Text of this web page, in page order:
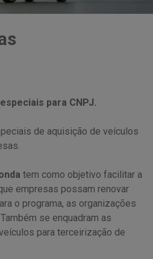
para CNPJ.
de aquisição de veículos
tem como objetivo facilitar a
empresas possam renovar
o programa, as organizações
se enquadram as
para terceirização de